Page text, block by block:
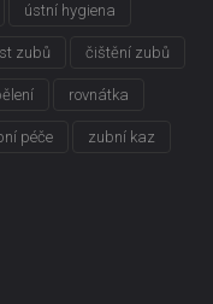
ústní hygiena
zubů čištění zubů
rovnátka
péče zubní kaz